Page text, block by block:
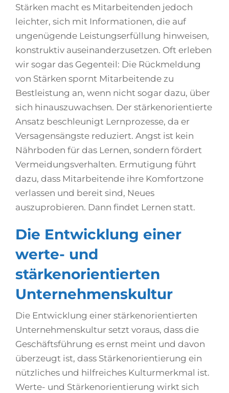
Stärken macht es Mitarbeitenden jedoch
leichter, sich mit Informationen, die auf
ungenügende Leistungserfüllung hinweisen,
konstruktiv auseinanderzusetzen. Oft erleben
wir sogar das Gegenteil: Die Rückmeldung
von Stärken spornt Mitarbeitende zu
Bestleistung an, wenn nicht sogar dazu, über
sich hinauszuwachsen. Der stärkenorientierte
Ansatz beschleunigt Lernprozesse, da er
Versagensängste reduziert. Angst ist kein
Nährboden für das Lernen, sondern fördert
Vermeidungsverhalten. Ermutigung führt
dazu, dass Mitarbeitende ihre Komfortzone
verlassen und bereit sind, Neues
auszuprobieren. Dann findet Lernen statt.
Die Entwicklung einer
werte- und
stärkenorientierten
Unternehmenskultur
Die Entwicklung einer stärkenorientierten
Unternehmenskultur setzt voraus, dass die
Geschäftsführung es ernst meint und davon
überzeugt ist, dass Stärkenorientierung ein
nützliches und hilfreiches Kulturmerkmal ist.
Werte- und Stärkenorientierung wirkt sich